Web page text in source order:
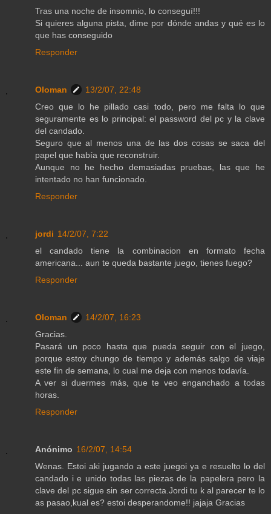
Tras una noche de insomnio, lo conseguí!!!
Si quieres alguna pista, dime por dónde andas y qué es lo
que has conseguido
Responder
Oloman
13/2/07, 22:48
Creo que lo he pillado casi todo, pero me falta lo que
seguramente es lo principal: el password del pc y la clave
del candado.
Seguro que al menos una de las dos cosas se saca del
papel que había que reconstruir.
Aunque no he hecho demasiadas pruebas, las que he
intentado no han funcionado.
Responder
jordi 14/2/07, 7:22
el candado tiene la combinacion en formato fecha
americana... aun te queda bastante juego, tienes fuego?
Responder
Oloman
14/2/07, 16:23
Gracias.
Pasará un poco hasta que pueda seguir con el juego,
porque estoy chungo de tiempo y además salgo de viaje
este fin de semana, lo cual me deja con menos todavía.
A ver si duermes más, que te veo enganchado a todas
horas.
Responder
Anónimo 16/2/07, 14:54
Wenas. Estoi aki jugando a este juegoi ya e resuelto lo del
candado i e unido todas las piezas de la papelera pero la
clave del pc sigue sin ser correcta.Jordi tu k al parecer te lo
as pasao,kual es? estoi desperandome!! jajaja Gracias